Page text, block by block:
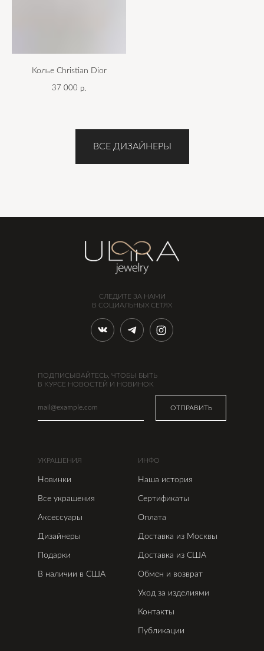
Колье Christian Dior
37 000 р.
ВСЕ ДИЗАЙНЕРЫ
СЛЕДИТЕ ЗА НАМИ
В СОЦИАЛЬНЫХ СЕТЯХ
ПОДПИСЫВАЙТЕСЬ, ЧТОБЫ БЫТЬ
В КУРСЕ НОВОСТЕЙ И НОВИНОК
ОТПРАВИТЬ
УКРАШЕНИЯ ИНФО
Новинки Наша история
Все украшения Сертификаты
Аксессуары Оплата
Дизайнеры
Доставка из США
Доставка из Москвы
Обмен и возврат
Подарки
Уход за изделиями
Контакты
Публикации
В наличии в США